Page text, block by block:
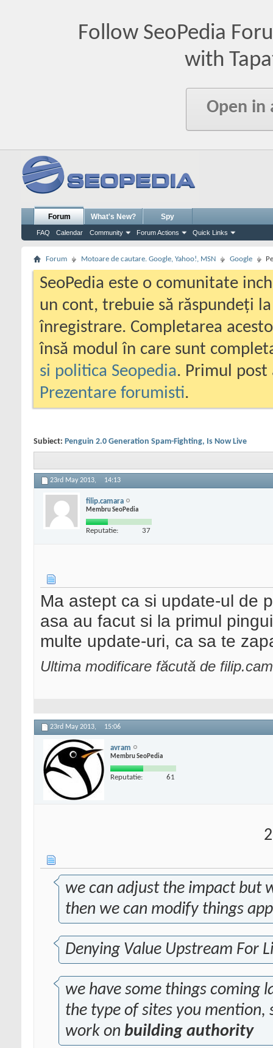
Follow SeoPedia
with
Open in
Forum
FAQ Calendar Community Forum Actions Quick Links
What's New? Spy
Forum Motoare de cautare. Google, Yahoo!, MSN Google
SeoPedia este o comunitate
un cont, trebuie să răspundeți
înregistrare. Completarea
însă modul în care sunt
si politica Seopedia. Primul
Prezentare forumisti.
Subiect: Penguin 2.0 Generation Spam-Fighting, Is Now Live
23rd May 2013, 14:13
filip.camara
Membru SeoPedia
Reputatie: 37
Ma astept ca si update-ul de
asa au facut si la primul
multe update-uri, ca sa te
Ultima modificare făcută de
23rd May 2013, 15:06
avram
Membru SeoPedia
Reputatie: 61
we can adjust the impact but
then we can modify things
Denying Value Upstream For
we have some things coming
the type of sites you mention,
work on building authority